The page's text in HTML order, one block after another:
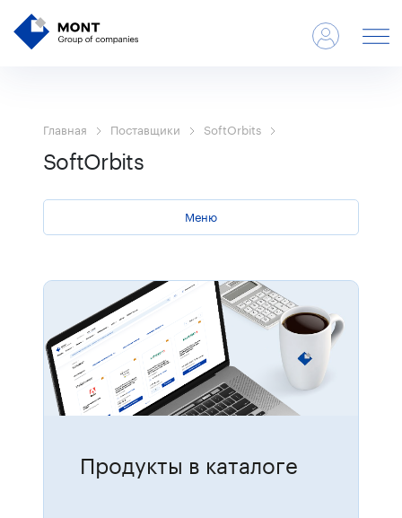
Главная Поставщики SoftOrbits
SoftOrbits
Меню
Продукты в каталоге
Для размещения онлайн-заказов